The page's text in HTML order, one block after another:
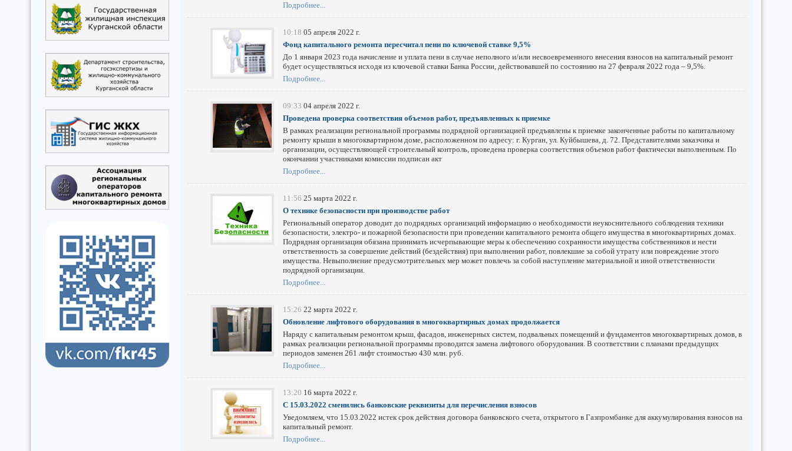
Подробнее...
10:18 05 апреля 2022 г.
Фонд капитального ремонта пересчитал пени по ключевой ставке 9,5%
До 1 января 2023 года начисление и уплата пени в случае неполного и/или несвоевременного внесения взносов на капитальный ремонт
будет осуществляться исходя из ключевой ставки Банка России, действовавшей по состоянию на 27 февраля 2022 года – 9,5%.
Подробнее...
09:33 04 апреля 2022 г.
Проведена проверка соответствия объемов работ, предъявленных к приемке
В рамках реализации региональной программы подрядной организацией предъявлены к приемке законченные работы по капитальному
ремонту крыши в многоквартирном доме, расположенном по адресу: г. Курган, ул. Куйбышева, д. 72. Представителями заказчика и
организации, осуществляющей строительный контроль, проведена проверка соответствия объемов работ фактически выполненным. По
окончании участниками комиссии подписан акт
Подробнее...
11:56 25 марта 2022 г.
О технике безопасности при производстве работ
Региональный оператор доводит до подрядных организаций информацию о необходимости неукоснительного соблюдения техники
безопасности, электро- и пожарной безопасности при проведении капитального ремонта общего имущества в многоквартирных домах.
Подрядная организация обязана принимать исчерпывающие меры к обеспечению сохранности имущества собственников и нести
ответственность за совершение действий (бездействия) при выполнении работ, повлекшие за собой утрату или повреждение этого
имущества. Невыполнение предусмотрительных мер может повлечь за собой наступление материальной и иной ответственности
подрядной организации.
Подробнее...
15:26 22 марта 2022 г.
Обновление лифтового оборудования в многоквартирных домах продолжается
Наряду с капитальным ремонтом крыш, фасадов, инженерных систем, подвальных помещений и фундаментов многоквартирных домов, в
рамках реализации региональной программы проводится замена лифтового оборудования. В соответствии с планами предыдущих
периодов заменен 261 лифт стоимостью 430 млн. руб.
Подробнее...
13:20 16 марта 2022 г.
С 15.03.2022 сменились банковские реквизиты для перечисления взносов
Уведомляем, что 15.03.2022 истек срок действия договора банковского счета, открытого в Газпромбанке для аккумулирования взносов на
капитальный ремонт.
Подробнее...